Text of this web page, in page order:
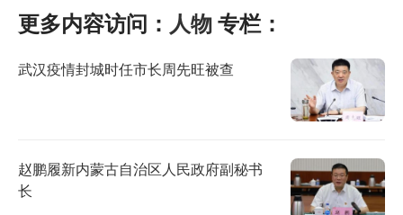
更多内容访问： 人物 专栏：
武汉疫情封城时任市长周先旺被查
赵鹏履新内蒙古自治区人民政府副秘书
长